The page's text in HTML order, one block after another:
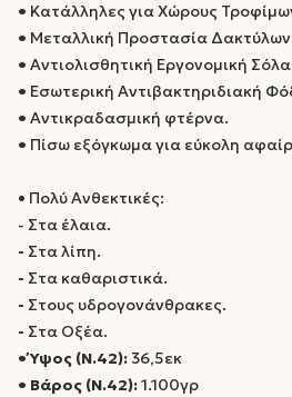
• Κατάλληλες για Χώρους
• Μεταλλική Προστασία
• Αντιολισθητική Εργονομική
• Εσωτερική Αντιβακτηριδιακή
• Αντικραδασμική φτέρνα.
• Πίσω εξόγκωμα για εύκολη
• Πολύ Ανθεκτικές:
- Στα έλαια.
- Στα λίπη.
- Στα καθαριστικά.
- Στους υδρογονάνθρακες.
- Στα Οξέα.
• Ύψος (Ν.42): 36,5εκ
• Βάρος (Ν.42):1.100γρ